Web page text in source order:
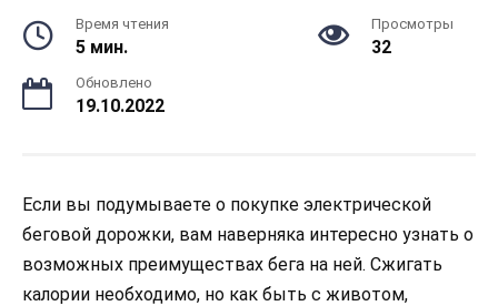
Время чтения
5 мин.
Просмотры
32
Обновлено
19.10.2022
Если вы подумываете о покупке электрической
беговой дорожки, вам наверняка интересно узнать о
возможных преимуществах бега на ней. Сжигать
калории необходимо, но как быть с животом,